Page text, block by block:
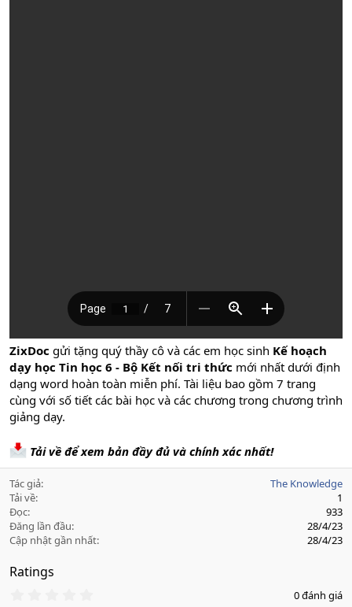
ZixDoc gửi tặng quý thầy cô và các em học sinh Kế hoạch
dạy học Tin học 6 - Bộ Kết nối tri thức mới nhất dưới định
dạng word hoàn toàn miễn phí. Tài liệu bao gồm 7 trang
cùng với số tiết các bài học và các chương trong chương trình
giảng dạy.
Tải về để xem bản đầy đủ và chính xác nhất!
Tác giả
The Knowledge
Tải về
1
Đọc
933
Đăng lần đầu
28/4/23
Cập nhật gần nhất
28/4/23
Ratings
0 đánh giá